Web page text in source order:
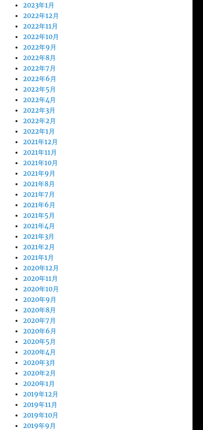
2023年1月
2022年12月
2022年11月
2022年10月
2022年9月
2022年8月
2022年7月
2022年6月
2022年5月
2022年4月
2022年3月
2022年2月
2022年1月
2021年12月
2021年11月
2021年10月
2021年9月
2021年8月
2021年7月
2021年6月
2021年5月
2021年4月
2021年3月
2021年2月
2021年1月
2020年12月
2020年11月
2020年10月
2020年9月
2020年8月
2020年7月
2020年6月
2020年5月
2020年4月
2020年3月
2020年2月
2020年1月
2019年12月
2019年11月
2019年10月
2019年9月